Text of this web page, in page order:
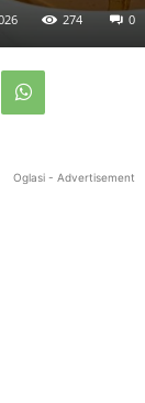
274 0
Oglasi - Advertisement